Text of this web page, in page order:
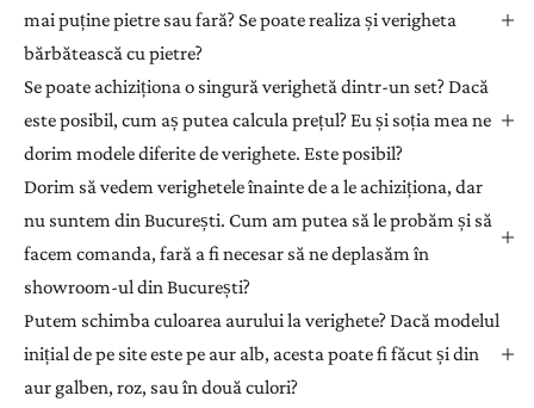
mai puține pietre sau fară? Se poate realiza și verigheta
bărbătească cu pietre?
Se poate achiziționa o singură verighetă dintr-un set? Dacă
este posibil, cum aș putea calcula prețul? Eu și soția mea ne
dorim modele diferite de verighete. Este posibil?
Dorim să vedem verighetele înainte de a le achiziționa, dar
nu suntem din București. Cum am putea să le probăm și să
facem comanda, fară a fi necesar să ne deplasăm în
showroom-ul din București?
Putem schimba culoarea aurului la verighete? Dacă modelul
inițial de pe site este pe aur alb, acesta poate fi făcut și din
aur galben, roz, sau în două culori?